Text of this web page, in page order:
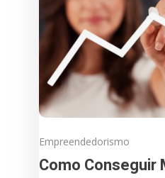
Empreendedorismo
Como Conseguir